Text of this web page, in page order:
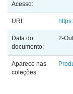
Acesso:
URI:
Data do
documento:
2-
Aparece nas
coleções: